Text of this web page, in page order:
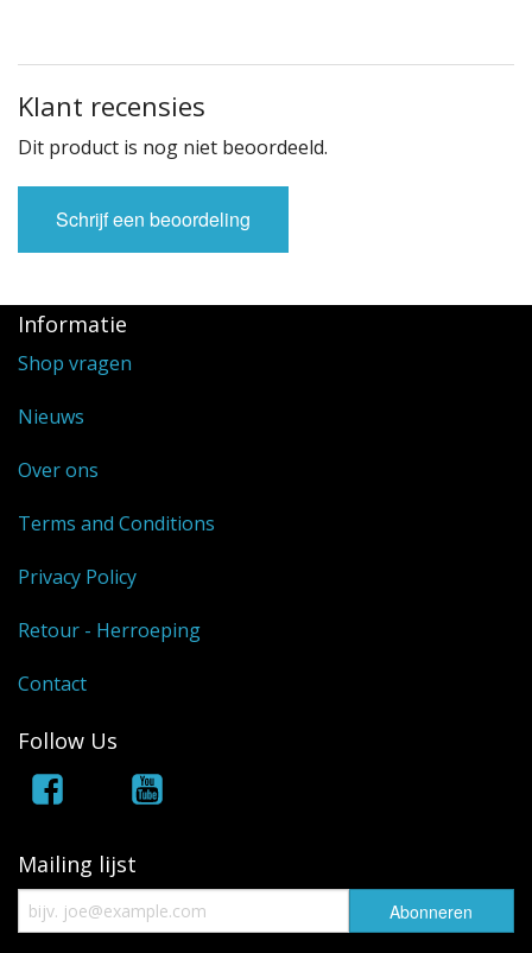
Klant recensies
Dit product is nog niet beoordeeld.
Schrijf een beoordeling
Informatie
Shop vragen
Nieuws
Over ons
Terms and Conditions
Privacy Policy
Retour - Herroeping
Contact
Follow Us
Mailing lijst